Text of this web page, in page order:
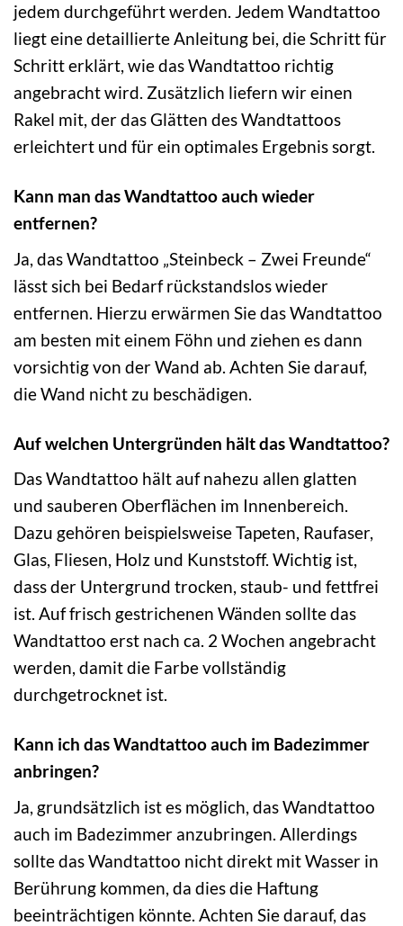
jedem durchgeführt werden. Jedem Wandtattoo
liegt eine detaillierte Anleitung bei, die Schritt für
Schritt erklärt, wie das Wandtattoo richtig
angebracht wird. Zusätzlich liefern wir einen
Rakel mit, der das Glätten des Wandtattoos
erleichtert und für ein optimales Ergebnis sorgt.
Kann man das Wandtattoo auch wieder
entfernen?
Ja, das Wandtattoo „Steinbeck – Zwei Freunde“
lässt sich bei Bedarf rückstandslos wieder
entfernen. Hierzu erwärmen Sie das Wandtattoo
am besten mit einem Föhn und ziehen es dann
vorsichtig von der Wand ab. Achten Sie darauf,
die Wand nicht zu beschädigen.
Auf welchen Untergründen hält das Wandtattoo?
Das Wandtattoo hält auf nahezu allen glatten
und sauberen Oberflächen im Innenbereich.
Dazu gehören beispielsweise Tapeten, Raufaser,
Glas, Fliesen, Holz und Kunststoff. Wichtig ist,
dass der Untergrund trocken, staub- und fettfrei
ist. Auf frisch gestrichenen Wänden sollte das
Wandtattoo erst nach ca. 2 Wochen angebracht
werden, damit die Farbe vollständig
durchgetrocknet ist.
Kann ich das Wandtattoo auch im Badezimmer
anbringen?
Ja, grundsätzlich ist es möglich, das Wandtattoo
auch im Badezimmer anzubringen. Allerdings
sollte das Wandtattoo nicht direkt mit Wasser in
Berührung kommen, da dies die Haftung
beeinträchtigen könnte. Achten Sie darauf, das